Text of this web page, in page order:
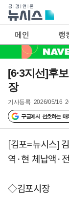
메인 랭
[6·3지선]후
장
기사등록 2026/05/16
구글에서 선호하는 매
[김포=뉴시스]
역·현 체납액·
◇김포시장